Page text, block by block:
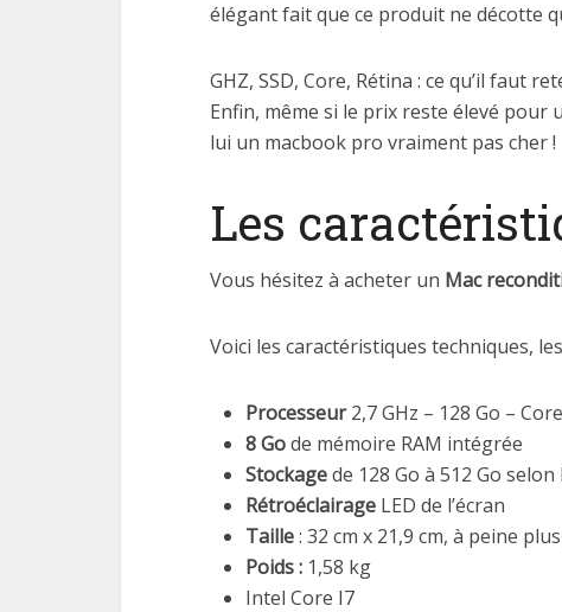
élégant fait que ce produit ne décotte
GHZ, SSD, Core, Rétina : ce qu’il faut
Enfin, même si le prix reste élevé
lui un macbook pro vraiment pas cher !
Les
Vous hésitez à acheter un Mac
Voici les caractéristiques techniques,
Processeur2,7 GHz – 128 Go –
8 Gode mémoire RAM intégrée
Stockagede 128 Go à 512 Go
Rétroéclairage LED de l’écran
Taille: 32 cm x 21,9 cm, à peine
Poids : 1,58 kg
Intel Core I7